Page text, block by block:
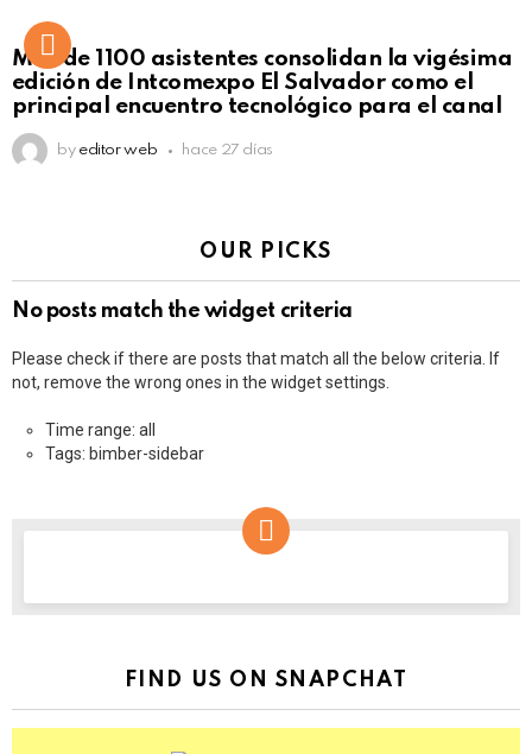
Más de 1100 asistentes consolidan la vigésima
edición de Intcomexpo El Salvador como el
principal encuentro tecnológico para el canal
by editor web hace 27 días
OUR PICKS
No posts match the widget criteria
Please check if there are posts that match all the below criteria. If
not, remove the wrong ones in the widget settings.
Time range: all
Tags: bimber-sidebar
FIND US ON SNAPCHAT